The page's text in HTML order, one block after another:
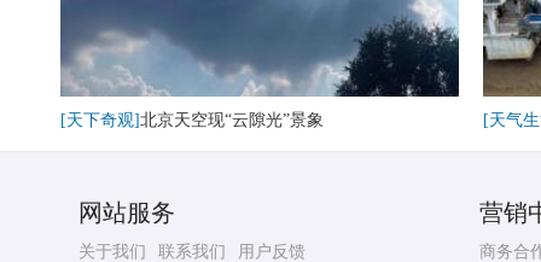
[天下奇观]北京天空现“云隙光”景象 [天气
网站服务
关于我们 联系我们
用户反馈
营销
商务合